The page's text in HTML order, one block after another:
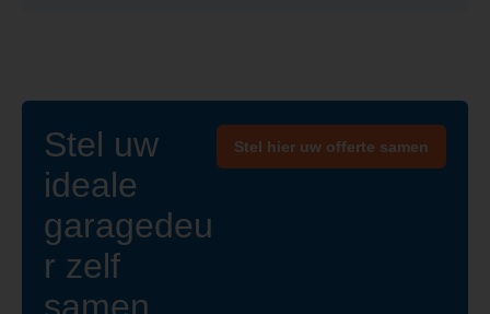
Stel uw
ideale
garagedeu
r zelf
Stel hier uw offerte samen